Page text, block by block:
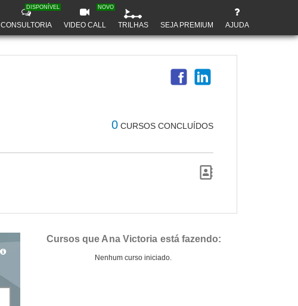
CONSULTORIA
DISPONÍVEL
VIDEO CALL
NOVO
TRILHAS SEJA PREMIUM AJUDA
0 CURSOS CONCLUÍDOS
Cursos que Ana Victoria está fazendo:
Nenhum curso iniciado.